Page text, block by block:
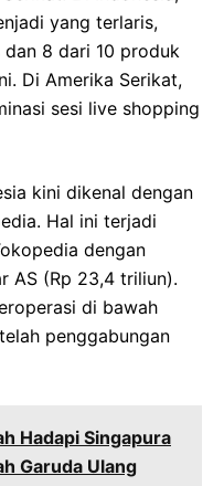
yang terlaris,
8 dari 10 produk
Di Amerika Serikat,
sesi live shopping
kini dikenal dengan
Hal ini terjadi
dengan
AS (Rp 23,4 triliun).
di bawah
penggabungan
Hadapi Singapura
Garuda Ulang